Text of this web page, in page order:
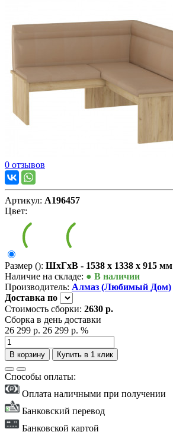
0 отзывов
Артикул: А196457
Цвет:
Размер (): ШxГxВ - 1538 x 1338 x 915 мм
Наличие на складе: ● В наличии
Производитель: Алмаз (Любимый Дом)
Доставка по
Стоимость сборки: 2630 р.
Сборка в день доставки
26 299 р. 26 299 р. %
В корзину Купить в 1 клик
Способы оплаты:
Оплата наличными при получении
Банковский перевод
Банковской картой